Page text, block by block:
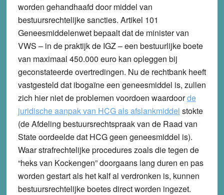
worden gehandhaafd door middel van
bestuursrechtelijke sancties. Artikel 101
Geneesmiddelenwet bepaalt dat de minister van
VWS – in de praktijk de IGZ – een bestuurlijke boete
van maximaal 450.000 euro kan opleggen bij
geconstateerde overtredingen. Nu de rechtbank heeft
vastgesteld dat ibogaïne een geneesmiddel is, zullen
zich hier niet de problemen voordoen waardoorde
juridische aanpak van HCG als afslankmiddel stokte
(de Afdeling bestuursrechtspraak van de Raad van
State oordeelde dat HCG geen geneesmiddel is).
Waar strafrechtelijke procedures zoals die tegen de
“heks van Kockengen” doorgaans lang duren en pas
worden gestart als het kalf al verdronken is, kunnen
bestuursrechtelijke boetes direct worden ingezet.